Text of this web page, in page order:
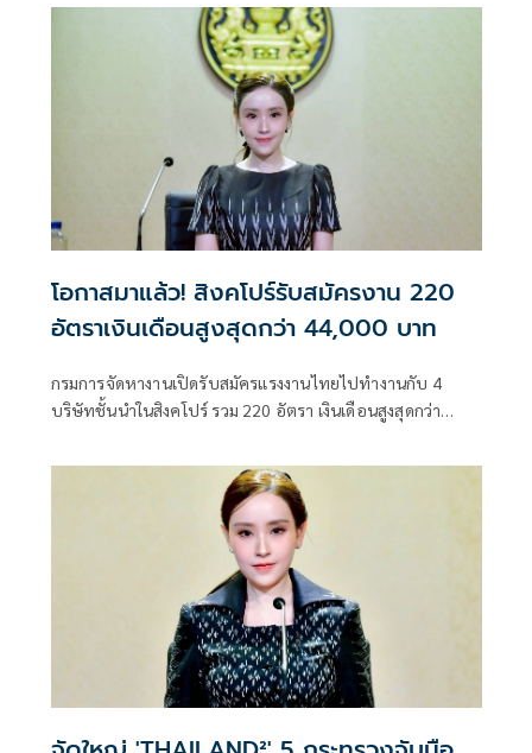
โอกาสมาแล้ว! สิงคโปร์รับสมัครงาน 220
อัตราเงินเดือนสูงสุดกว่า 44,000 บาท
กรมการจัดหางานเปิดรับสมัครแรงงานไทยไปทำงานกับ 4
บริษัทชั้นนำในสิงคโปร์ รวม 220 อัตรา เงินเดือนสูงสุดกว่า
ชอบค่าใช้จ่ายตามหลักเกณฑ์ทั้งหมด